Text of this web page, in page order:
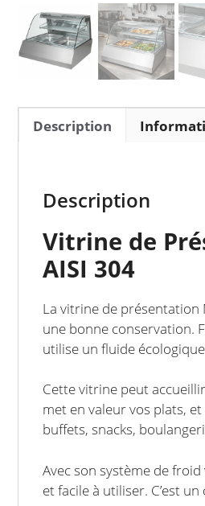
Description
Description
Vitrine de
AISI 304
La vitrine de
une bonne conservation.
utilise un fluide
Cette vitrine peut
met en valeur vos plats,
buffets, snacks,
Avec son système de
et facile à utiliser. C’est